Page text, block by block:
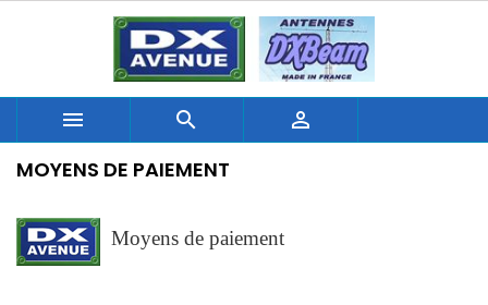
  
MOYENS DE PAIEMENT
Moyens de paiement